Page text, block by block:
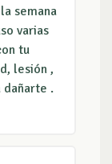
semana
varias
tu
lesión ,
dañarte .